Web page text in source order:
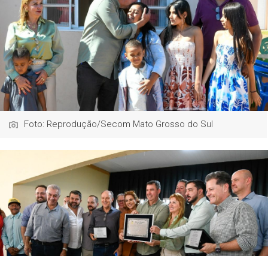
Foto: Reprodução/Secom Mato Grosso do Sul